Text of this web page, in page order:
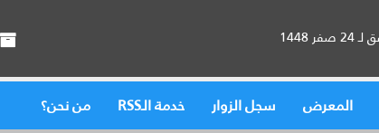
المعرض سجل الزوار خدمة الـRSS من نحن؟